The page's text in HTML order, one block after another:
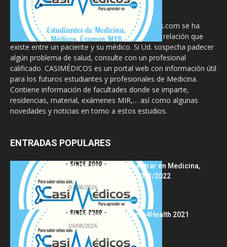
La información proporcionada en CasiMedicos.com se ha
diseñado para complementar, no substituir, la relación que
existe entre un paciente y su médico. Si Ud. sospecha padecer
algún problema de salud, consulte con un profesional
calificado. CASIMÉDICOS es un portal web con información útil
para los futuros estudiantes y profesionales de Medicina.
Contiene información de facultades donde se imparte,
residencias, material, exámenes MIR,… así como algunas
novedades y noticias en torno a estos estudios.
ENTRADAS POPULARES
Notas de corte para entrar en Medicina,
curso 2022/2023 vs 2021/2022
07/08/2026
Hackathon Innomakers4Health 2021
06/08/2026